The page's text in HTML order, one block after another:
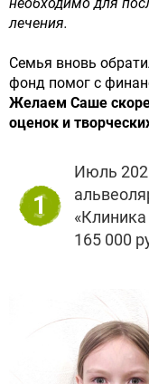
необходимо для
лечения.
Семья вновь
фонд помог с
Желаем Саше
оценок и
1
Июль
165 000